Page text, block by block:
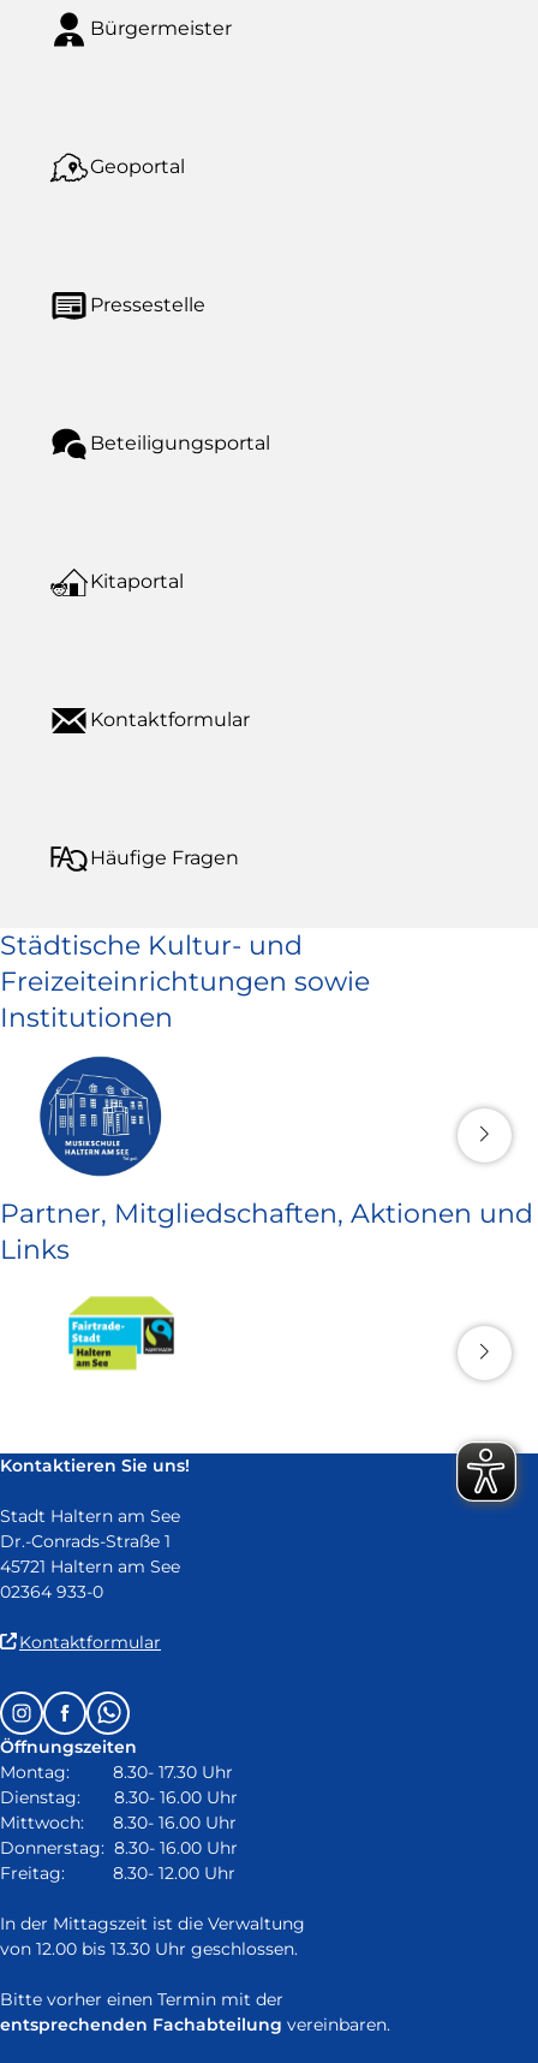
Bürgermeister
Geoportal
Pressestelle
Beteiligungsportal
Kitaportal
Kontaktformular
Häufige Fragen
Städtische Kultur- und
Freizeiteinrichtungen sowie
Institutionen
Partner, Mitgliedschaften, Aktionen und
Links
Kontaktieren Sie uns!
Stadt Haltern am See
Dr.-Conrads-Straße 1
45721 Haltern am See
02364 933-0
Kontaktformular
in
neuem
Fenster)
Follow
us
on:
InstagramFacebookWhatsapp
Öffnungszeiten
Montag: 8.30- 17.30 Uhr
Dienstag: 8.30- 16.00 Uhr
Mittwoch: 8.30- 16.00 Uhr
Donnerstag: 8.30- 16.00 Uhr
Freitag: 8.30- 12.00 Uhr
In der Mittagszeit ist die Verwaltung
von 12.00 bis 13.30 Uhr geschlossen.
Bitte vorher einen Termin mit der
entsprechenden Fachabteilung vereinbaren.